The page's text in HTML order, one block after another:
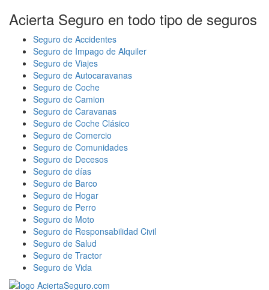
Acierta Seguro en todo tipo de seguros
Seguro de Accidentes
Seguro de Impago de Alquiler
Seguro de Viajes
Seguro de Autocaravanas
Seguro de Coche
Seguro de Camion
Seguro de Caravanas
Seguro de Coche Clásico
Seguro de Comercio
Seguro de Comunidades
Seguro de Decesos
Seguro de días
Seguro de Barco
Seguro de Hogar
Seguro de Perro
Seguro de Moto
Seguro de Responsabilidad Civil
Seguro de Salud
Seguro de Tractor
Seguro de Vida